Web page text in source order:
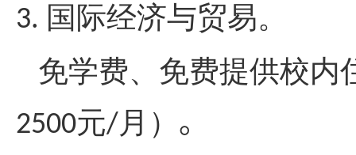
3. 国际经济与贸易。
免学费、免费提供校内
2500元/ 月） 。